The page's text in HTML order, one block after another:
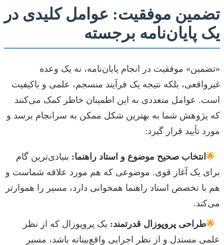
تضمین موفقیت: عوامل کلیدی در
یک پایان‌نامه برجسته
«تضمین» موفقیت در انجام پایان‌نامه، نه یک وعده
غیرواقعی، بلکه نتیجه یک فرآیند منسجم، علمی و باکیفیت
است. عوامل متعددی به این اطمینان خاطر کمک می‌کنند
که پژوهش شما به بهترین شکل ممکن به سرانجام برسد و
مورد تأیید قرار گیرد:
🌟 انتخاب صحیح موضوع و استاد راهنما: بنیادی‌ترین گام
برای یک آغاز قوی. موضوعی که هم مورد علاقه شماست و
هم با تخصص استاد راهنما همخوانی دارد، مسیر را هموارتر
می‌کند.
🌟طراحی پروپوزال قدرتمند: یک پروپوزال که از نظر
علمی مستدل و از نظر اجرایی واقع‌بینانه باشد، مسیر